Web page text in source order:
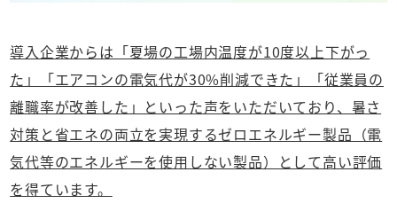
導入企業からは「夏場の工場内温度が10度以上下がっ
た」「エアコンの電気代が30%削減できた」「従業員の
離職率が改善した」といった声をいただいており、暑さ
対策と省エネの両立を実現するゼロエネルギー製品（電
気代等のエネルギーを使用しない製品）として高い評価
を得ています。